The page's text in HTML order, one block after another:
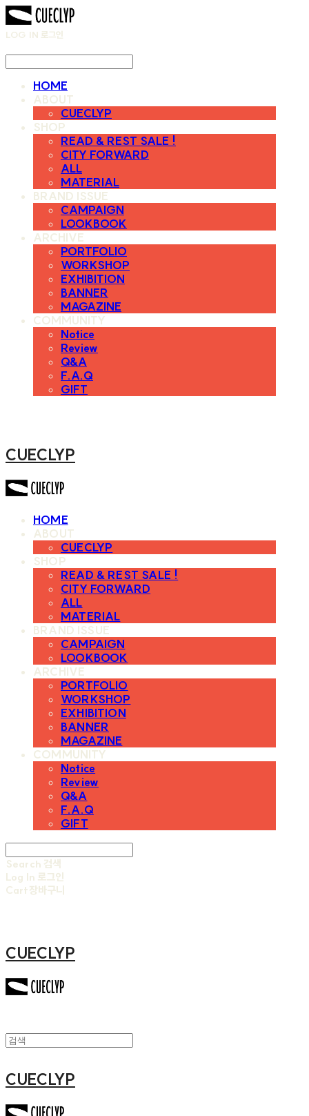
LOG IN 로그인
HOME
ABOUT
CUECLYP
SHOP
READ & REST SALE !
CITY FORWARD
ALL
MATERIAL
BRAND ISSUE
CAMPAIGN
LOOKBOOK
ARCHIVE
PORTFOLIO
WORKSHOP
EXHIBITION
BANNER
MAGAZINE
COMMUNITY
Notice
Review
Q&A
F.A.Q
GIFT
CUECLYP
HOME
ABOUT
CUECLYP
SHOP
READ & REST SALE !
CITY FORWARD
ALL
MATERIAL
BRAND ISSUE
CAMPAIGN
LOOKBOOK
ARCHIVE
PORTFOLIO
WORKSHOP
EXHIBITION
BANNER
MAGAZINE
COMMUNITY
Notice
Review
Q&A
F.A.Q
GIFT
Search 검색
Log In 로그인
Cart장바구니
CUECLYP
CUECLYP